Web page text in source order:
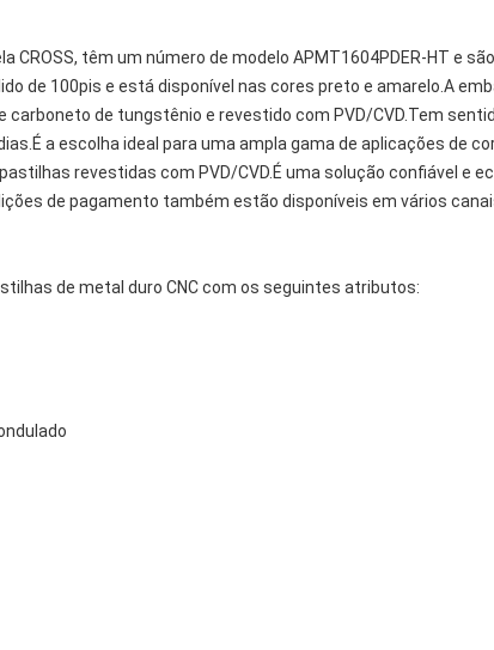
CROSS, têm um número de modelo APMT1604PDER-HT e
de 100pis e está disponível nas cores preto e amarelo.A
carboneto de tungstênio e revestido com PVD/CVD.Tem
a escolha ideal para uma ampla gama de aplicações de
revestidas com PVD/CVD.É uma solução confiável e
de pagamento também estão disponíveis em vários
de metal duro CNC com os seguintes atributos: